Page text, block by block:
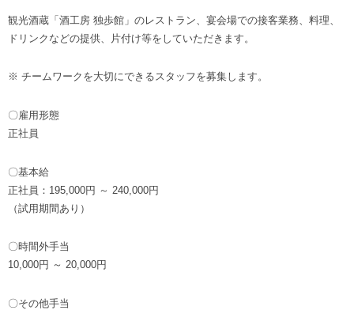
観光酒蔵「酒工房 独歩館」のレストラン、宴会場での接客業務、料理、
ドリンクなどの提供、片付け等をしていただきます。
※ チームワークを大切にできるスタッフを募集します。
〇雇用形態
正社員
〇基本給
正社員：195,000円 ～ 240,000円
（試用期間あり）
〇時間外手当
10,000円 ～ 20,000円
〇その他手当